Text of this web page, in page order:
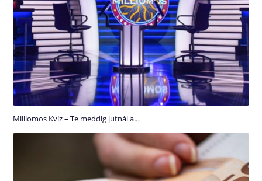
Milliomos Kvíz – Te meddig jutnál a…